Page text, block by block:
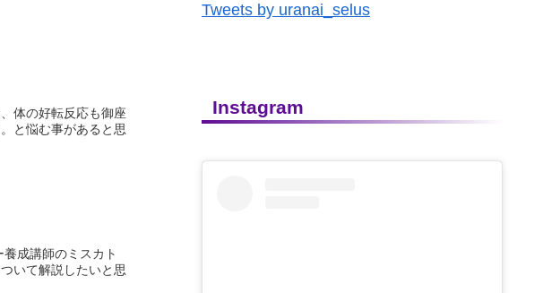
体の好転反応も御座
と悩む事があると思
成講師のミスカト
いて解説したいと思
Tweets by uranai_selus
Instagram